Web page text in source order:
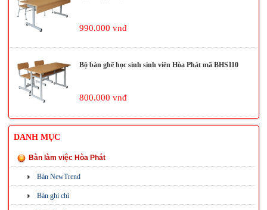
990.000 vnđ
Bộ bàn ghế học sinh sinh viên Hòa Phát mã BHS110
800.000 vnđ
DANH MỤC
Bàn làm việc Hòa Phát
Bàn NewTrend
Bàn ghi chì